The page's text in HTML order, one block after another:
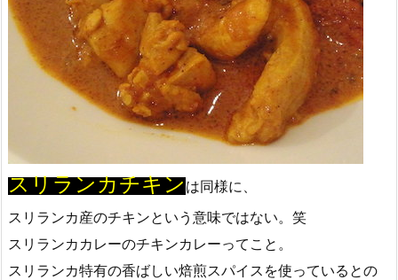
スリランカチキンは同様に、
スリランカ産のチキンという意味ではない。笑
スリランカカレーのチキンカレーってこと。
スリランカ特有の香ばしい焙煎スパイスを使っているとの